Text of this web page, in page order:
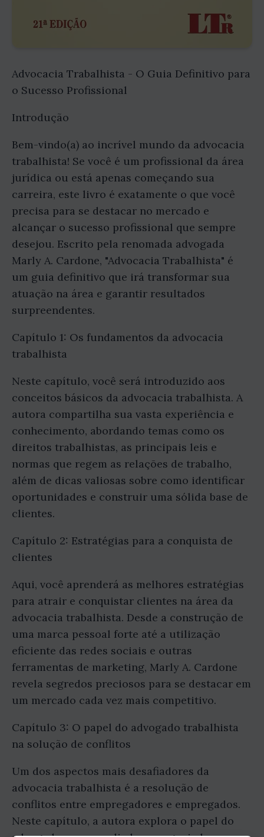
Advocacia Trabalhista - O Guia Definitivo para
o Sucesso Profissional
Introdução
Bem-vindo(a) ao incrível mundo da advocacia
trabalhista! Se você é um profissional da área
jurídica ou está apenas começando sua
carreira, este livro é exatamente o que você
precisa para se destacar no mercado e
alcançar o sucesso profissional que sempre
desejou. Escrito pela renomada advogada
Marly A. Cardone, "Advocacia Trabalhista" é
um guia definitivo que irá transformar sua
atuação na área e garantir resultados
surpreendentes.
Capítulo 1: Os fundamentos da advocacia
trabalhista
Neste capítulo, você será introduzido aos
conceitos básicos da advocacia trabalhista. A
autora compartilha sua vasta experiência e
conhecimento, abordando temas como os
direitos trabalhistas, as principais leis e
normas que regem as relações de trabalho,
além de dicas valiosas sobre como identificar
oportunidades e construir uma sólida base de
clientes.
Capítulo 2: Estratégias para a conquista de
clientes
Aqui, você aprenderá as melhores estratégias
para atrair e conquistar clientes na área da
advocacia trabalhista. Desde a construção de
uma marca pessoal forte até a utilização
eficiente das redes sociais e outras
ferramentas de marketing, Marly A. Cardone
revela segredos preciosos para se destacar em
um mercado cada vez mais competitivo.
Capítulo 3: O papel do advogado trabalhista
na solução de conflitos
Um dos aspectos mais desafiadores da
advocacia trabalhista é a resolução de
conflitos entre empregadores e empregados.
Neste capítulo, a autora explora o papel do